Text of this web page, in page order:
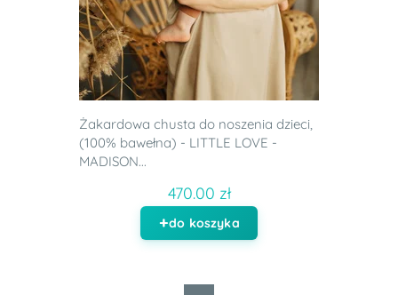
Żakardowa chusta do noszenia dzieci,
(100% bawełna) - LITTLE LOVE -
MADISON...
470.00 zł
do koszyka